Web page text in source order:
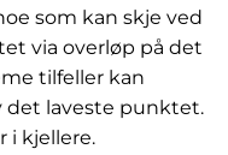
som kan skje ved
via overløp på det
tilfeller kan
det laveste punktet.
i kjellere.